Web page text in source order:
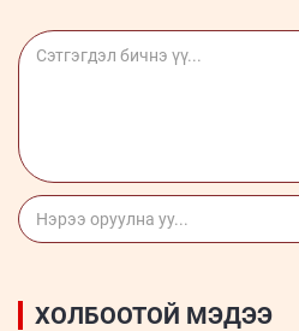
ХОЛБООТОЙ МЭДЭЭ